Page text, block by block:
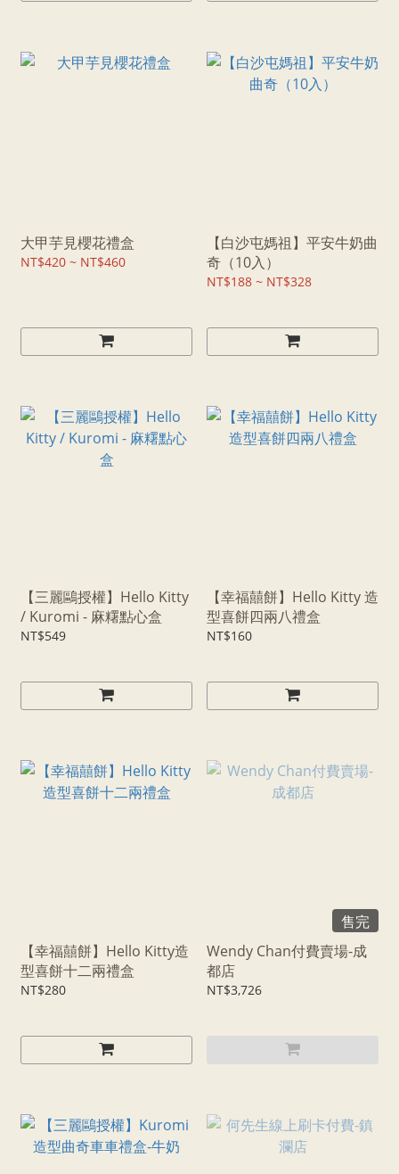
大甲芋見櫻花禮盒
NT$420 ~ NT$460
【白沙屯媽祖】平安牛奶曲
奇（10入）
NT$188 ~ NT$328
【三麗鷗授權】Hello Kitty
/ Kuromi - 麻糬點心盒
NT$549
【幸福囍餅】Hello Kitty 造
型喜餅四兩八禮盒
NT$160
【幸福囍餅】Hello Kitty造
型喜餅十二兩禮盒
NT$280
售完
Wendy Chan付費賣場-成
都店
NT$3,726